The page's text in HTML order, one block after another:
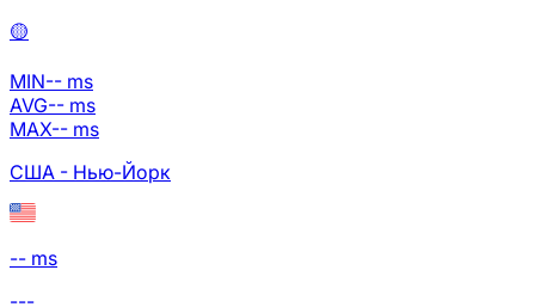
🟡
MIN-- ms
AVG-- ms
MAX-- ms
США - Нью-Йорк
-- ms
---